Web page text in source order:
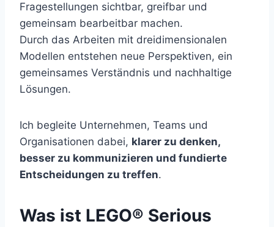
Fragestellungen sichtbar, greifbar und
gemeinsam bearbeitbar machen.
Durch das Arbeiten mit dreidimensionalen
Modellen entstehen neue Perspektiven, ein
gemeinsames Verständnis und nachhaltige
Lösungen.
Ich begleite Unternehmen, Teams und
Organisationen dabei, klarer zu denken,
besser zu kommunizieren und fundierte
Entscheidungen zu treffen.
Was ist LEGO® Serious